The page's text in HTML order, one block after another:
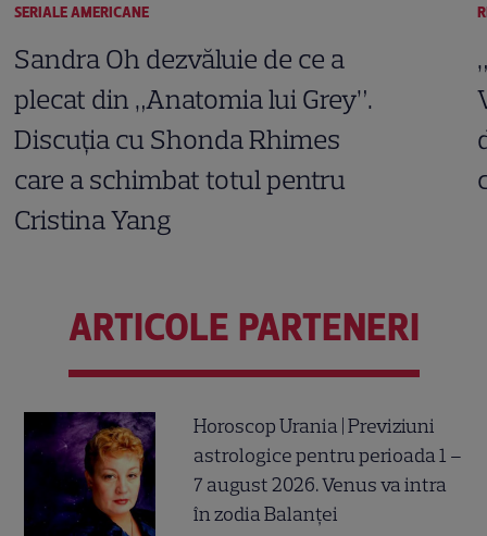
SERIALE AMERICANE
Sandra Oh dezvăluie de ce a
plecat din „Anatomia lui Grey”.
Discuția cu Shonda Rhimes
care a schimbat totul pentru
Cristina Yang
ARTICOLE PARTENERI
Horoscop Urania | Previziuni
astrologice pentru perioada 1 –
7 august 2026. Venus va intra
în zodia Balanței